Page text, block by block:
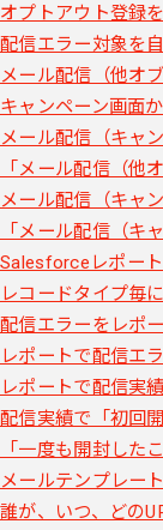
オプトアウト登録
配信エラー対象を
メール配信（他オ
キャンペーン画面
メール配信（キャ
「メール配信（他
メール配信（キャ
「メール配信（キ
Salesforceレポー
レコードタイプ毎
配信エラーをレポ
レポートで配信エ
レポートで配信実
配信実績で「初回
「一度も開封した
メールテンプレー
誰が、いつ、どの